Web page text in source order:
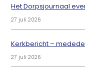
Het Dorpsjournaal
27 juli 2026
Kerkbericht –
27 juli 2026